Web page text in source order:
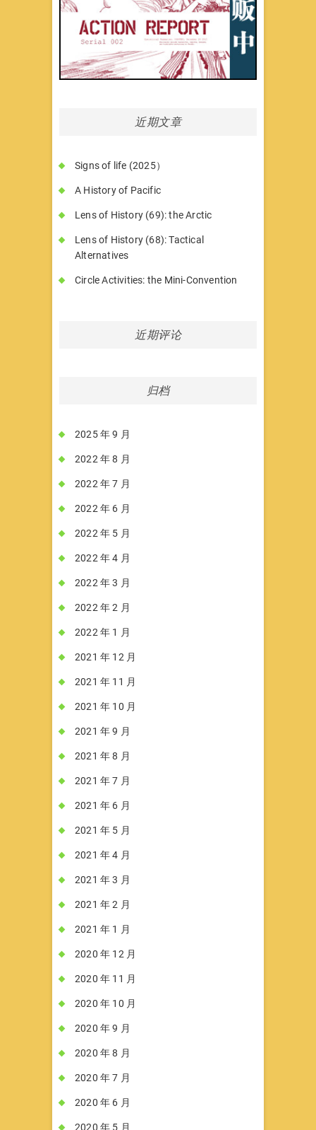
近期文章
Signs of life (2025）
A History of Pacific
Lens of History (69): the Arctic
Lens of History (68): Tactical
Alternatives
Circle Activities: the Mini-Convention
近期评论
归档
2025 年 9 月
2022 年 8 月
2022 年 7 月
2022 年 6 月
2022 年 5 月
2022 年 4 月
2022 年 3 月
2022 年 2 月
2022 年 1 月
2021 年 12 月
2021 年 11 月
2021 年 10 月
2021 年 9 月
2021 年 8 月
2021 年 7 月
2021 年 6 月
2021 年 5 月
2021 年 4 月
2021 年 3 月
2021 年 2 月
2021 年 1 月
2020 年 12 月
2020 年 11 月
2020 年 10 月
2020 年 9 月
2020 年 8 月
2020 年 7 月
2020 年 6 月
2020 年 5 月